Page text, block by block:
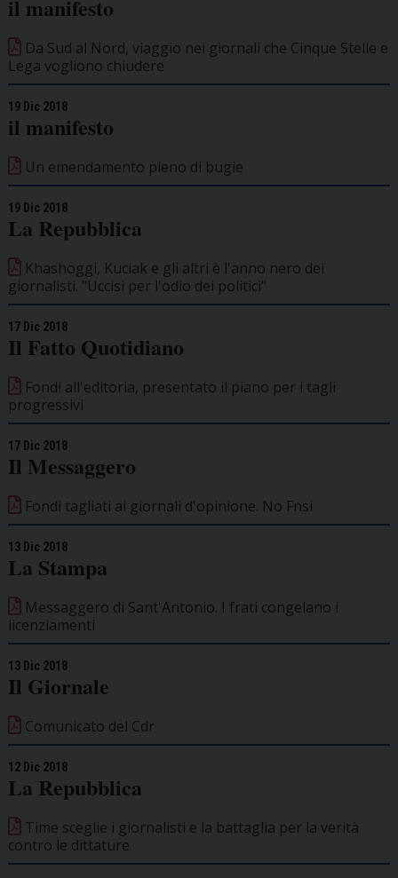
il manifesto
Da Sud al Nord, viaggio nei giornali che Cinque Stelle e
Lega vogliono chiudere
19 Dic 2018
il manifesto
Un emendamento pieno di bugie
19 Dic 2018
La Repubblica
Khashoggi, Kuciak e gli altri è l'anno nero dei
giornalisti. "Uccisi per l'odio dei politici"
17 Dic 2018
Il Fatto Quotidiano
Fondi all'editoria, presentato il piano per i tagli
progressivi
17 Dic 2018
Il Messaggero
Fondi tagliati ai giornali d'opinione. No Fnsi
13 Dic 2018
La Stampa
Messaggero di Sant'Antonio. I frati congelano i
licenziamenti
13 Dic 2018
Il Giornale
Comunicato del Cdr
12 Dic 2018
La Repubblica
Time sceglie i giornalisti e la battaglia per la verità
contro le dittature